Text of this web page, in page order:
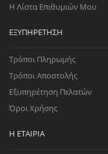
Η Λίστα Επιθυμιών Μου
ΕΞΥΠΗΡΈΤΗΣΗ
Τρόποι Πληρωμής
Τρόποι Αποστολής
Εξυπηρέτηση Πελατών
Όροι Χρήσης
Η ΕΤΑΙΡΊΑ